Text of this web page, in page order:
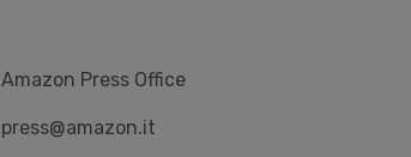
Amazon Press Office
press@amazon.it